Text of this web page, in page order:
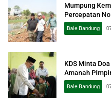
Mumpung
Percepatan
Bale Bandung
KDS Minta
Amanah
Bale Bandung